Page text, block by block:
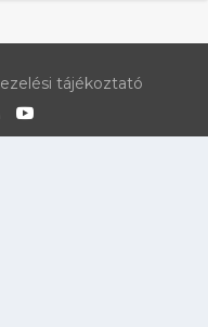
tájékoztató